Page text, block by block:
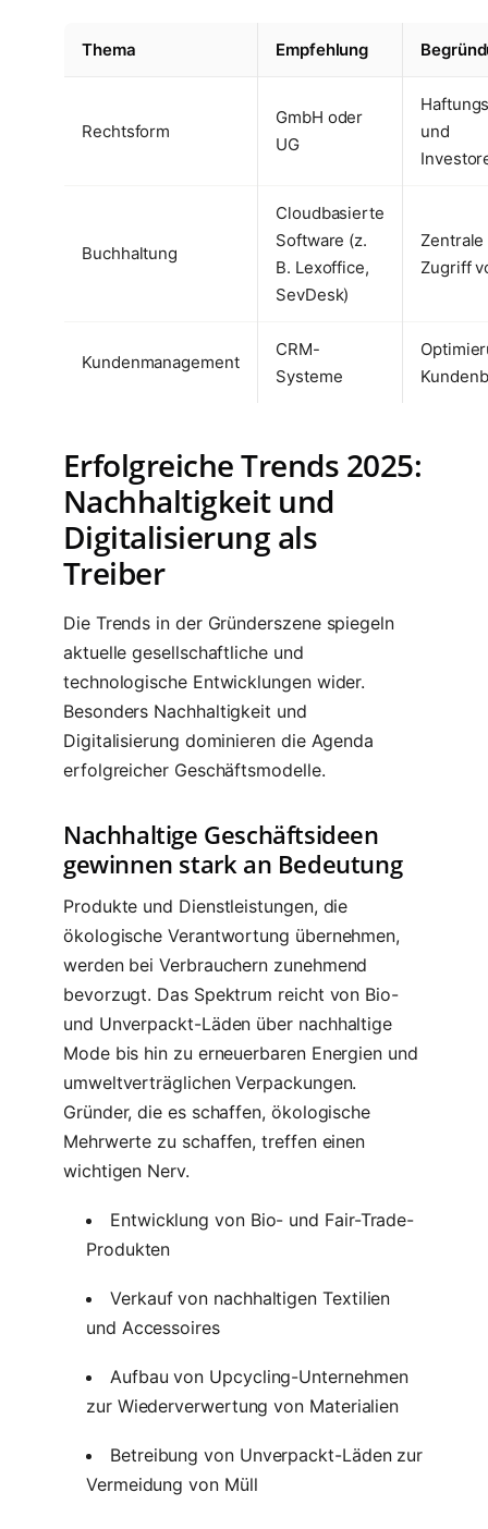
Thema Empfehlung
Rechtsform
GmbH oder
UG
und
Buchhaltung
Cloudbasierte
Software (z.
B. Lexoffice,
SevDesk)
Zugriff
Kundenmanagement
CRM-
Systeme
Erfolgreiche Trends 2025:
Nachhaltigkeit und
Digitalisierung als
Treiber
Die Trends in der Gründerszene spiegeln
aktuelle gesellschaftliche und
technologische Entwicklungen wider.
Besonders Nachhaltigkeit und
Digitalisierung dominieren die Agenda
erfolgreicher Geschäftsmodelle.
Nachhaltige Geschäftsideen
gewinnen stark an Bedeutung
Produkte und Dienstleistungen, die
ökologische Verantwortung übernehmen,
werden bei Verbrauchern zunehmend
bevorzugt. Das Spektrum reicht von Bio-
und Unverpackt-Läden über nachhaltige
Mode bis hin zu erneuerbaren Energien und
umweltverträglichen Verpackungen.
Gründer, die es schaffen, ökologische
Mehrwerte zu schaffen, treffen einen
wichtigen Nerv.
Entwicklung von Bio- und Fair-Trade-
Produkten
Verkauf von nachhaltigen Textilien
und Accessoires
Aufbau von Upcycling-Unternehmen
zur Wiederverwertung von Materialien
Betreibung von Unverpackt-Läden zur
Vermeidung von Müll